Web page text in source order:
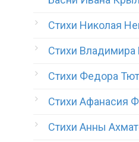
Стихи Николая
Стихи Владимира
Стихи Федора
Стихи Афанасия
Стихи Анны